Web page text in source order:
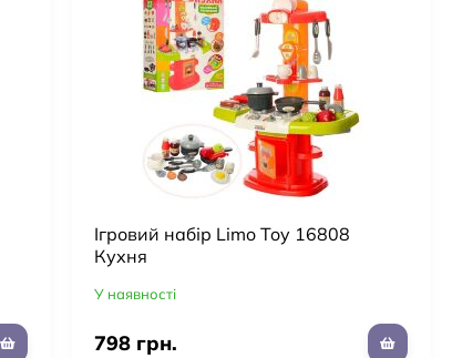
Ігровий набір Limo Toy 16808
Кухня
У наявності
798 грн.